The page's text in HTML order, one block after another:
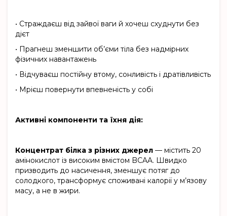
• Страждаєш від зайвої ваги й хочеш схуднути без
дієт
• Прагнеш зменшити об’єми тіла без надмірних
фізичних навантажень
• Відчуваєш постійну втому, сонливість і дратівливість
• Мрієш повернути впевненість у собі
Активні компоненти та їхня дія:
Концентрат білка з різних джерел — містить 20
амінокислот із високим вмістом BCAA. Швидко
призводить до насичення, зменшує потяг до
солодкого, трансформує споживані калорії у м’язову
масу, а не в жири.